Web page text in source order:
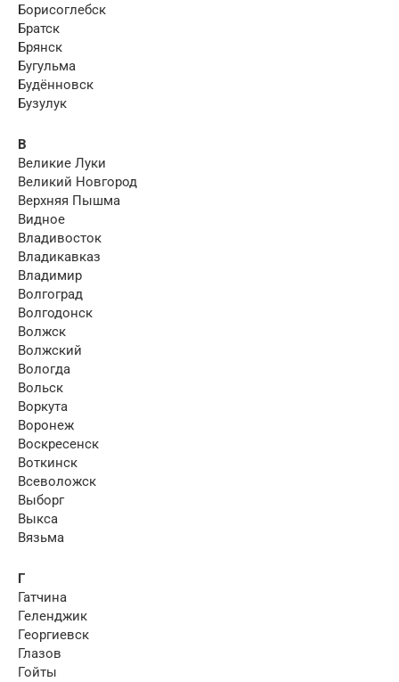
Борисоглебск
Братск
Брянск
Бугульма
Будённовск
Бузулук
В
Великие Луки
Великий Новгород
Верхняя Пышма
Видное
Владивосток
Владикавказ
Владимир
Волгоград
Волгодонск
Волжск
Волжский
Вологда
Вольск
Воркута
Воронеж
Воскресенск
Воткинск
Всеволожск
Выборг
Выкса
Вязьма
Г
Гатчина
Геленджик
Георгиевск
Глазов
Гойты